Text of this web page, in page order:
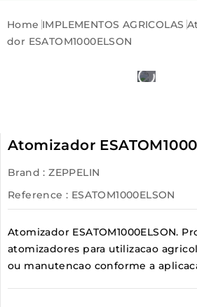
Home IMPLEMENTOS AGRICOLAS
Dor ESATOM1000ELSON
Atomizador
Brand : ZEPPELIN
Reference : ESATOM1000ELSON
Atomizador ESATOM1000ELSON.
atomizadores para utilizacao
ou manutencao conforme a